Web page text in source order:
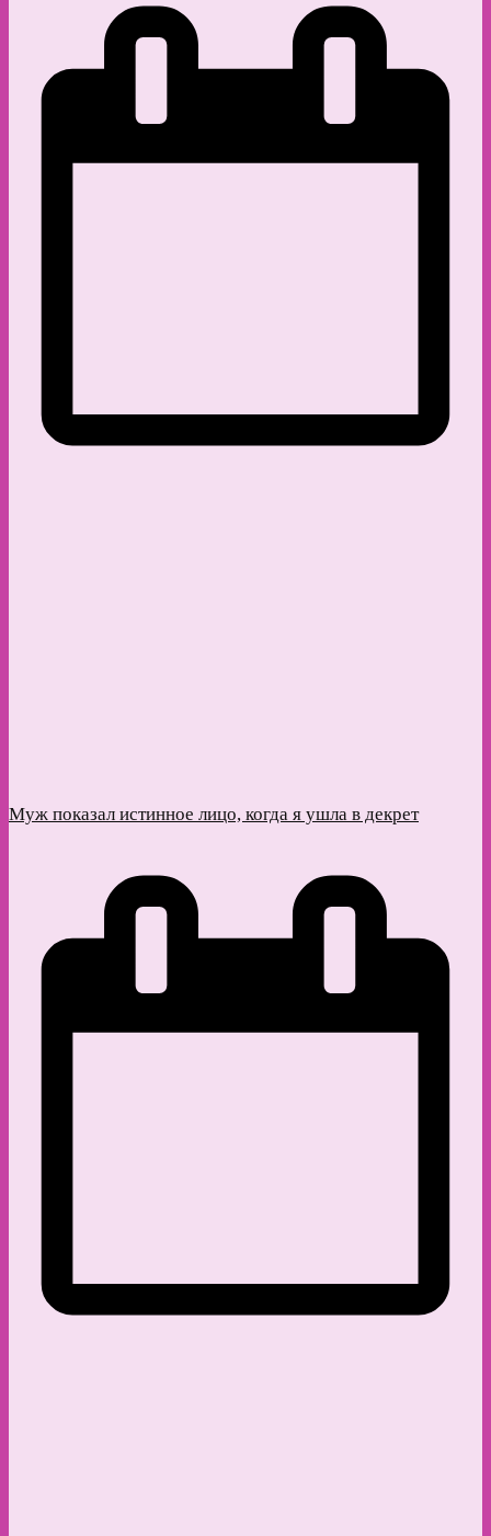
Муж показал истинное лицо, когда я ушла в декрет